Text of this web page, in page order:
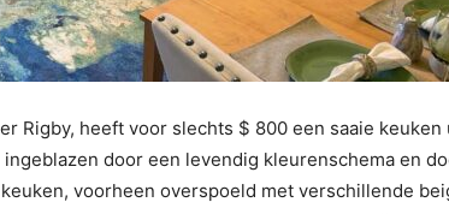
Rigby, heeft voor slechts $ 800 een saaie keuken
door een levendig kleurenschema en
voorheen overspoeld met verschillende